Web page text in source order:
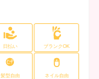
日払い ブランクOK
髪型自由 ネイル自由